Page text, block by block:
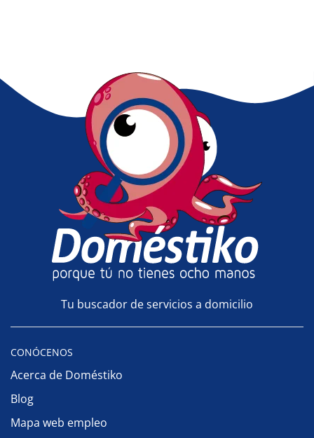
Tu buscador de servicios a domicilio
CONÓCENOS
Acerca de Doméstiko
Blog
Mapa web empleo